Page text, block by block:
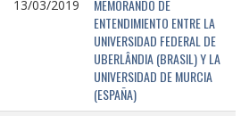
13/03/2019
MEMORANDO DE
ENTENDIMIENTO ENTRE LA
UNIVERSIDAD FEDERAL DE
UBERLÂNDIA (BRASIL) Y LA
UNIVERSIDAD DE MURCIA
(ESPAÑA)